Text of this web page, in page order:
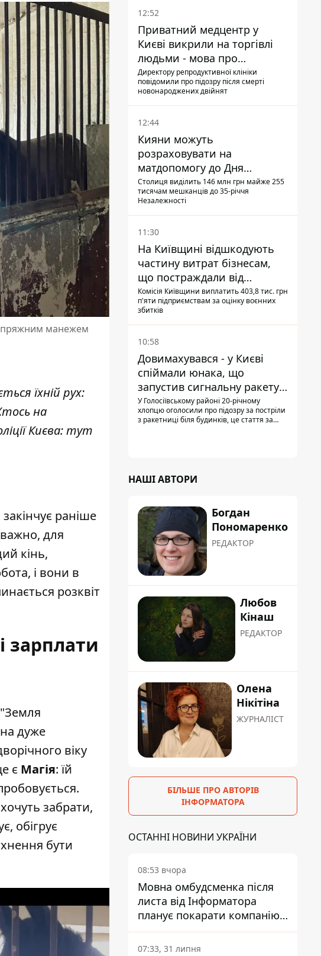
манежем
їхній рух:
на
Києва: тут
раніше
для
кінь,
і вони в
розквіт
зарплати
дуже
віку
є Магія: їй
забрати,
обігрує
бути
12:52
Приватний медцентр у
Києві викрили на торгівлі
людьми - мова про
сурогатне материнство
Директору репродуктивної клініки
повідомили про підозру після смерті
новонароджених двійнят
12:44
Кияни можуть
розраховувати на
матдопомогу до Дня
незалежності - кому її
дадуть
Столиця виділить 146 млн грн майже 255
тисячам мешканців до 35-річчя
Незалежності
11:30
На Київщині відшкодують
частину витрат бізнесам,
що постраждали від
прильотів ракет
Комісія Київщини виплатить 403,8 тис. грн
п'яти підприємствам за оцінку воєнних
збитків
10:58
Довимахувався - у Києві
спіймали юнака, що
запустив сигнальну ракету,
аби потішити дівчат
У Голосіївському районі 20-річному
хлопцю оголосили про підозру за постріли
з ракетниці біля будинків, це стаття за
НАШІ АВТОРИ
Богдан
Пономаренко
РЕДАКТОР
Любов
Кінаш
РЕДАКТОР
Олена
Нікітіна
ЖУРНАЛІСТ
БІЛЬШЕ ПРО АВТОРІВ
ІНФОРМАТОРА
ОСТАННІ НОВИНИ УКРАЇНИ
08:53 вчора
Мовна омбудсменка після
листа від Інформатора
планує покарати компанію-
підрядника ПриватБанку
07:33, 31 липня